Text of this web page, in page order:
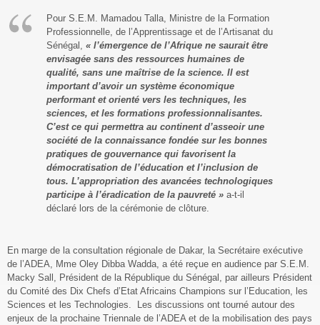
Pour S.E.M. Mamadou Talla, Ministre de la Formation
Professionnelle, de l’Apprentissage et de l’Artisanat du
Sénégal, « l’émergence de l’Afrique ne saurait être
envisagée sans des ressources humaines de
qualité, sans une maîtrise de la science. Il est
important d’avoir un système économique
performant et orienté vers les techniques, les
sciences, et les formations professionnalisantes.
C’est ce qui permettra au continent d’asseoir une
société de la connaissance fondée sur les bonnes
pratiques de gouvernance qui favorisent la
démocratisation de l’éducation et l’inclusion de
tous. L’appropriation des avancées technologiques
participe à l’éradication de la pauvreté » a-t-il
déclaré lors de la cérémonie de clôture.
En marge de la consultation régionale de Dakar, la Secrétaire exécutive
de l’ADEA, Mme Oley Dibba Wadda, a été reçue en audience par S.E.M.
Macky Sall, Président de la République du Sénégal, par ailleurs Président
du Comité des Dix Chefs d’Etat Africains Champions sur l’Education, les
Sciences et les Technologies. Les discussions ont tourné autour des
enjeux de la prochaine Triennale de l’ADEA et de la mobilisation des pays